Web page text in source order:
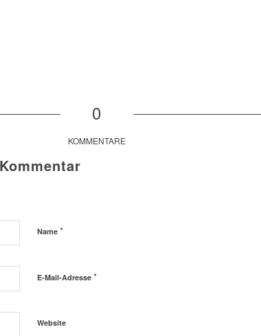
0
KOMMENTARE
Name *
E-Mail-Adresse *
Website